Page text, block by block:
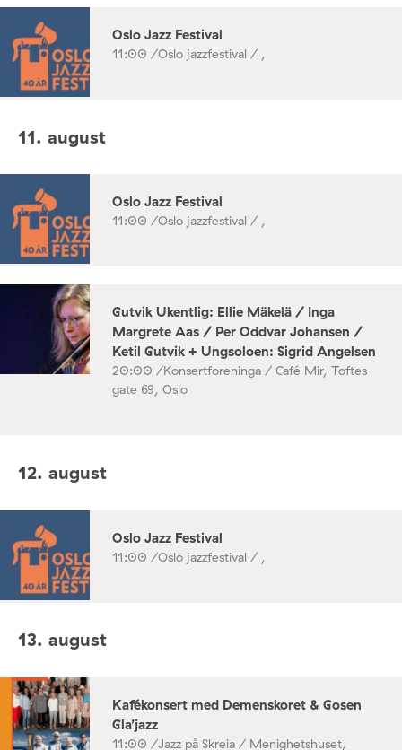
Oslo Jazz Festival
11:00 /Oslo jazzfestival / ,
11. august
Oslo Jazz Festival
11:00 /Oslo jazzfestival / ,
Gutvik Ukentlig: Ellie Mäkelä / Inga
Margrete Aas / Per Oddvar Johansen /
Ketil Gutvik + Ungsoloen: Sigrid Angelsen
20:00 /Konsertforeninga / Café Mir, Toftes
gate 69, Oslo
12. august
Oslo Jazz Festival
11:00 /Oslo jazzfestival / ,
13. august
Kafékonsert med Demenskoret & Gosen
Gla’jazz
11:00 /Jazz på Skreia / Menighetshuset,